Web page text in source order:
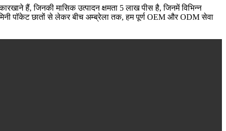
हैं, जिनकी मासिक उत्पादन क्षमता 5 लाख पीस है, जिनमें विभिन्न
पॉकेट छातों से लेकर बीच अम्ब्रेला तक, हम पूर्ण OEM और ODM सेवा